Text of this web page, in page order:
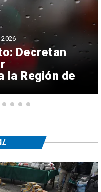
Decretan
la Región de